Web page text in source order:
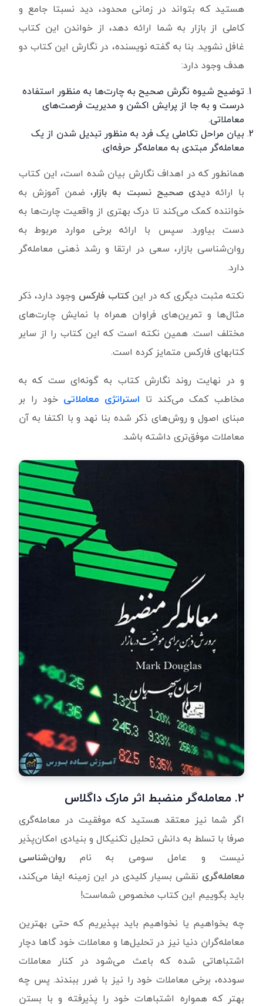
هستید که بتواند در زمانی محدود، دید نسبتا جامع و
کاملی از بازار به شما ارائه دهد، از خواندن این کتاب
غافل نشوید. بنا به گفته نویسنده، در نگارش این کتاب دو
هدف وجود دارد:
توضیح شیوه نگرش صحیح به چارت‌ها به منظور استفاده
درست و به جا از پرایش اکشن و مدیریت فرصت‌های
معاملاتی.
بیان مراحل تکاملی یک فرد به منظور تبدیل شدن از یک
معامله‌گر مبتدی به معامله‌گر حرفه‌ای.
همانطور که در اهداف نگارش بیان شده است، این کتاب
با ارائه دیدی صحیح نسبت به بازار، ضمن آموزش به
خواننده کمک می‌کند تا درک بهتری از واقعیت چارت‌ها به
دست بیاورد. سپس با ارائه برخی موارد مربوط به
روان‌شناسی بازار، سعی در ارتقا و رشد ذهنی معامله‌گر
دارد.
نکته مثبت دیگری که در اینکتاب فارکس وجود دارد، ذکر
مثال‌ها و تمرین‌های فراوان همراه با نمایش چارت‌های
مختلف است. همین نکته است که این کتاب را از سایر
کتابهای فارکس متمایز کرده است.
و در نهایت روند نگارش کتاب به گونه‌ای ست که به
مخاطب کمک می‌کند تا استراتژی معاملاتی خود را بر
مبنای اصول و روش‌های ذکر شده بنا نهد و با اکتفا به آن
معاملات موفق‌تری داشته باشد.
2. معامله‌گرمنضبط اثر مارک داگلاس
اگر شما نیز معتقد هستید که موفقیت در معامله‌گری
صرفا با تسلط به دانش تحلیل تکنیکال و بنیادی امکان‌پذیر
نیست و عامل سومی به نام روان‌شناسی
معامله‌گری نقشی بسیار کلیدی در این زمینه ایفا می‌کند،
باید بگوییم این کتاب مخصوص شماست!
چه بخواهیم یا نخواهیم باید بپذیریم که حتی بهترین
معامله‌گران دنیا نیز در تحلیل‌ها و معاملات خود گاها دچار
اشتباهاتی شده که باعث می‌شود در کنار معاملات
سودده، برخی معاملات خود را نیز با ضرر ببندند. پس چه
بهتر که همواره اشتباهات خود را پذیرفته و با بستن